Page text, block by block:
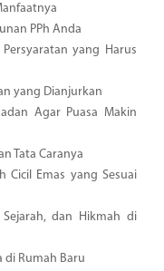
PPh Anda
yang Harus
yang Dianjurkan
Agar Puasa Makin
Tata Caranya
Cicil Emas yang Sesuai
dan Hikmah di
di Rumah Baru